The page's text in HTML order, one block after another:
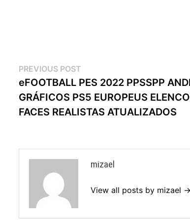
Navegação
de
artigos
PREVIOUS POST
post:
eFOOTBALL PES 2022 PPSSPP
GRÁFICOS PS5 EUROPEUS
FACES REALISTAS ATUALIZADOS
mizael
View all posts by mizael →